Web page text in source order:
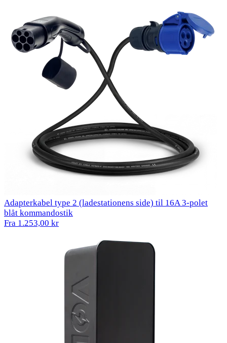
Adapterkabel type 2 (ladestationens side) til 16A 3-polet
blåt kommandostik
Fra 1.253,00 kr